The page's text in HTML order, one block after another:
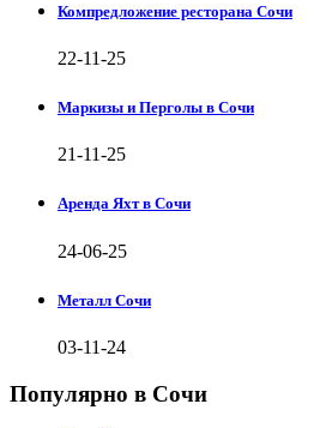
Компредложение ресторана Сочи
22-11-25
Маркизы и Перголы в Сочи
21-11-25
Аренда Яхт в Сочи
24-06-25
Металл Сочи
03-11-24
Популярно в Сочи